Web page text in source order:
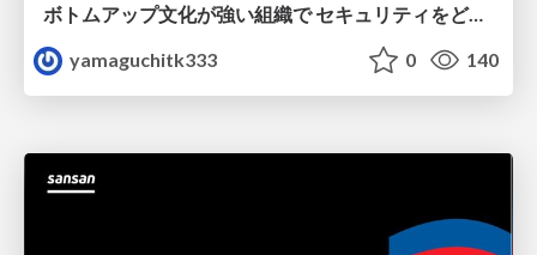
ボトムアップ文化が強い組織で セキュリティをどう根付かせていくかの現在進行形の話 / Making Security Stick in a Bottom-Up Organization
yamaguchitk333
0 140